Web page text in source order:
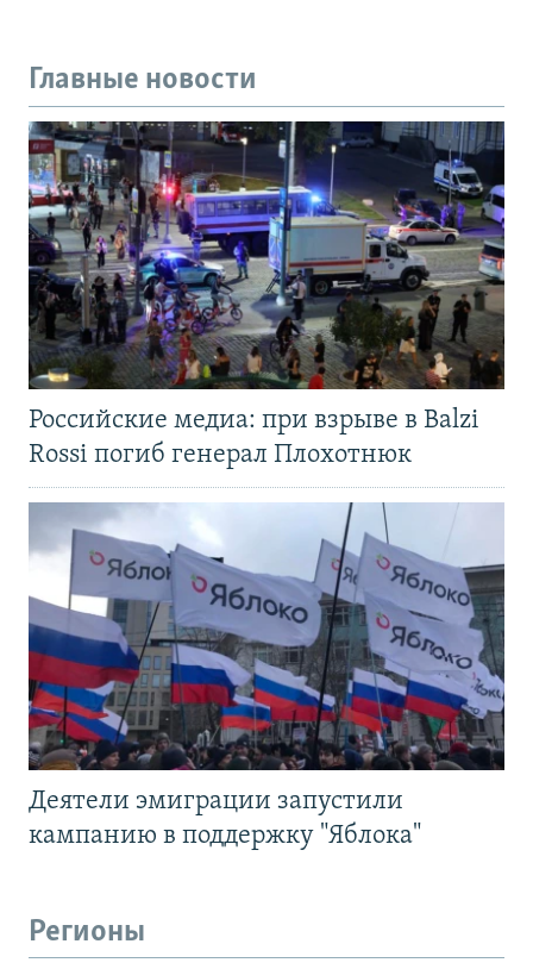
Главные новости
Российские медиа: при взрыве в Balzi
Rossi погиб генерал Плохотнюк
Деятели эмиграции запустили
кампанию в поддержку "Яблока"
Регионы